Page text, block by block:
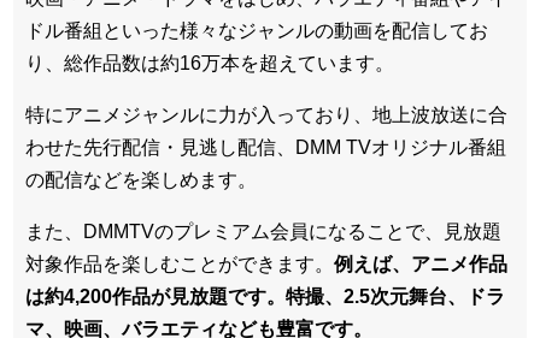
ドル番組といった様々なジャンルの動画を配信してお
り、総作品数は約16万本を超えています。
特にアニメジャンルに力が入っており、地上波放送に合
わせた先行配信・見逃し配信、DMM TVオリジナル番組
の配信などを楽しめます。
また、DMMTVのプレミアム会員になることで、見放題
対象作品を楽しむことができます。 例えば、アニメ作品
は約4,200作品が見放題です。特撮、2.5次元舞台、ドラ
マ、映画、バラエティなども豊富です。